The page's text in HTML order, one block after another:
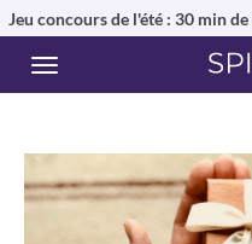
Jeu concours de l'été : 30 min